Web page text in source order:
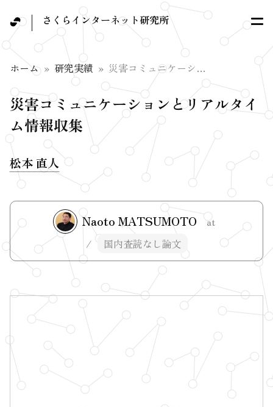
さくらインターネット研究所
ホーム 研究実績 災害コミュニケーションとリアルタイム情報収集
災害コミュニケーションとリアルタイ
ム情報収集
松本 直人
Naoto MATSUMOTO
at
国内査読なし論文